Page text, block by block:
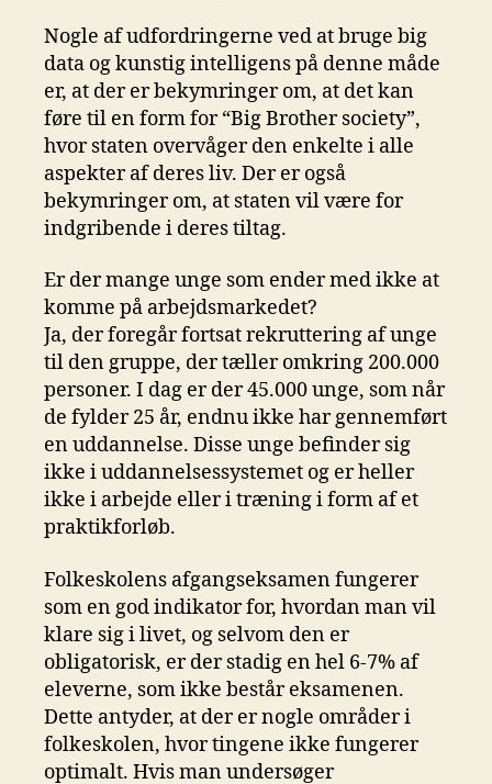
Nogle af udfordringerne ved at bruge big
data og kunstig intelligens på denne måde
er, at der er bekymringer om, at det kan
føre til en form for “Big Brother society”,
hvor staten overvåger den enkelte i alle
aspekter af deres liv. Der er også
bekymringer om, at staten vil være for
indgribende i deres tiltag.
Er der mange unge som ender med ikke at
komme på arbejdsmarkedet?
Ja, der foregår fortsat rekruttering af unge
til den gruppe, der tæller omkring 200.000
personer. I dag er der 45.000 unge, som når
de fylder 25 år, endnu ikke har gennemført
en uddannelse. Disse unge befinder sig
ikke i uddannelsessystemet og er heller
ikke i arbejde eller i træning i form af et
praktikforløb.
Folkeskolens afgangseksamen fungerer
som en god indikator for, hvordan man vil
klare sig i livet, og selvom den er
obligatorisk, er der stadig en hel 6-7% af
eleverne, som ikke består eksamenen.
Dette antyder, at der er nogle områder i
folkeskolen, hvor tingene ikke fungerer
optimalt. Hvis man undersøger